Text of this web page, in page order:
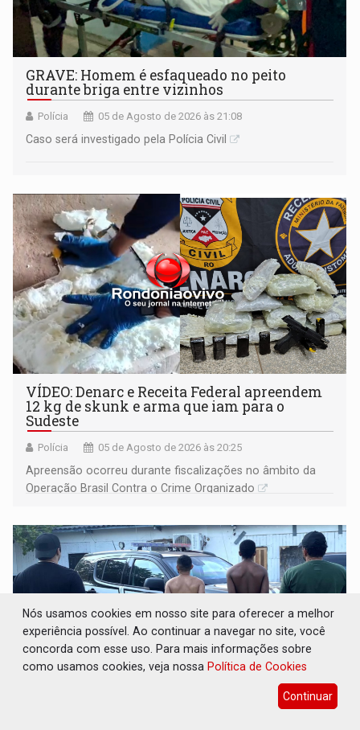
GRAVE: Homem é esfaqueado no peito
durante briga entre vizinhos
Polícia 05 de Agosto de 2026 às 21:08
Caso será investigado pela Polícia Civil
VÍDEO: Denarc e Receita Federal apreendem
12 kg de skunk e arma que iam para o
Sudeste
Polícia 05 de Agosto de 2026 às 20:25
Apreensão ocorreu durante fiscalizações no âmbito da
Operação Brasil Contra o Crime Organizado
Nós usamos cookies em nosso site para oferecer a melhor
experiência possível. Ao continuar a navegar no site, você
concorda com esse uso. Para mais informações sobre
como usamos cookies, veja nossa Política de Cookies
Continuar